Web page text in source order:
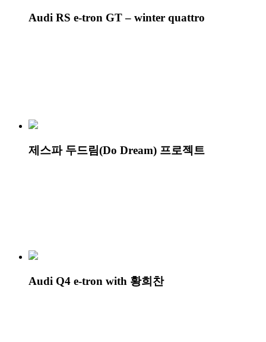
Audi RS e-tron GT – winter quattro
제스파 두드림(Do Dream) 프로젝트
Audi Q4 e-tron with 황희찬